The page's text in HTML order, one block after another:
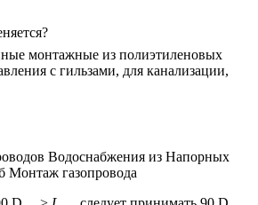
монтажные из полиэтиленовых
с гильзами, для канализации,